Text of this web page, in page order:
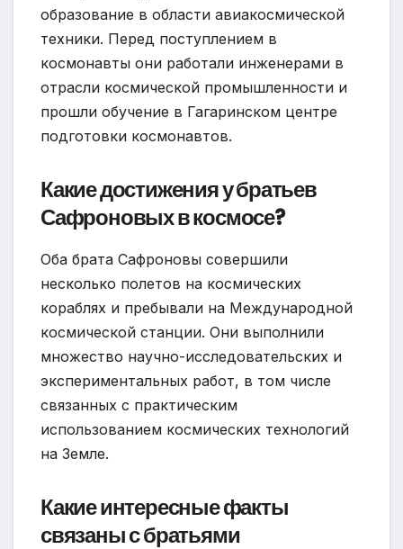
образование в области авиакосмической
техники. Перед поступлением в
космонавты они работали инженерами в
отрасли космической промышленности и
прошли обучение в Гагаринском центре
подготовки космонавтов.
Какие достижения у братьев
Сафроновых в космосе?
Оба брата Сафроновы совершили
несколько полетов на космических
кораблях и пребывали на Международной
космической станции. Они выполнили
множество научно-исследовательских и
экспериментальных работ, в том числе
связанных с практическим
использованием космических технологий
на Земле.
Какие интересные факты
связаны с братьями